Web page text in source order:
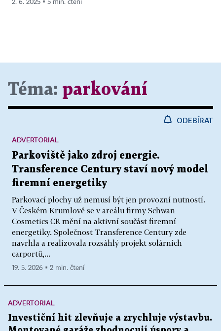
2. 6. 2025 ▪ 5 min. čtení
Téma: parkování
ODEBÍRAT
Parkoviště jako zdroj energie.
Transference Century staví nový model
firemní energetiky
Parkovací plochy už nemusí být jen provozní nutností.
V Českém Krumlově se v areálu firmy Schwan
Cosmetics CR mění na aktivní součást firemní
energetiky. Společnost Transference Century zde
navrhla a realizovala rozsáhlý projekt solárních
carportů,...
ADVERTORIAL
19. 5. 2026 ▪ 2 min. čtení
ADVERTORIAL
Investiční hit zlevňuje a zrychluje výstavbu.